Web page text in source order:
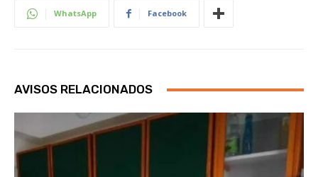
WhatsApp Facebook
AVISOS RELACIONADOS